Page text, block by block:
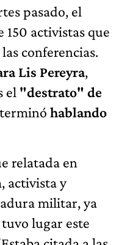
pasado, el
150 activistas que
conferencias.
Lis Pereyra,
el "destrato" de
hablando
relatada en
activista y
militar, ya
lugar este